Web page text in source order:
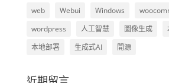
web Webui Windows
wordpress
人工智慧 圖像生成
本地部署
生成式AI 開源